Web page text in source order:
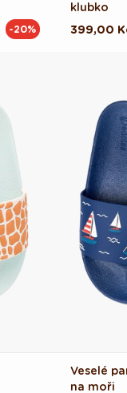
-20%
klubko
Běžná
399,00
Veselé
na moři